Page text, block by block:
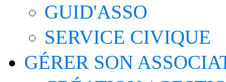
GUID'ASSO
SERVICE CIVIQUE
GÉRER SON